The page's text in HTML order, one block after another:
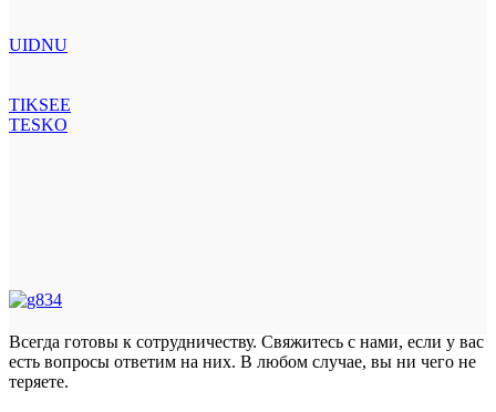
UIDNU
TIKSEE
TESKO
Всегда готовы к сотрудничеству. Свяжитесь с нами, если у вас
есть вопросы ответим на них. В любом случае, вы ни чего не
теряете.